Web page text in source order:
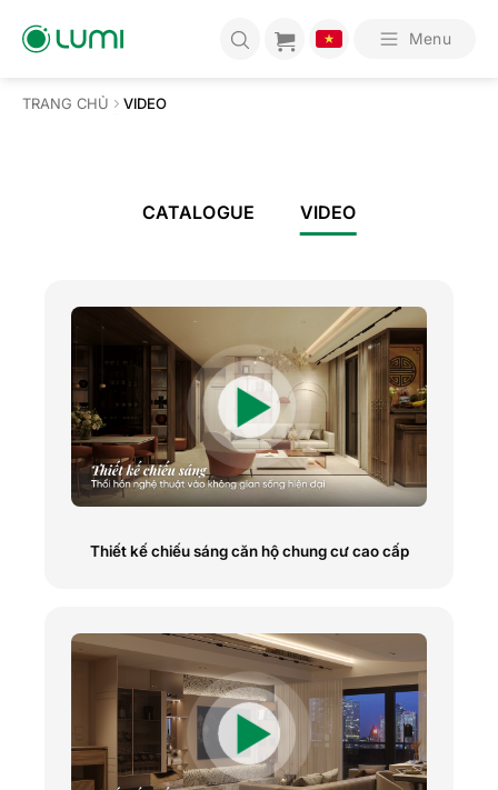
qua
Menu
TRANG CHỦ VIDEO
CATALOGUE VIDEO
Thiết kế chiếu sáng căn hộ chung cư cao cấp